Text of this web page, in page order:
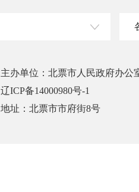
主办单位：北票市人民政府办公
辽ICP备14000980号-1
地址：北票市市府街8号